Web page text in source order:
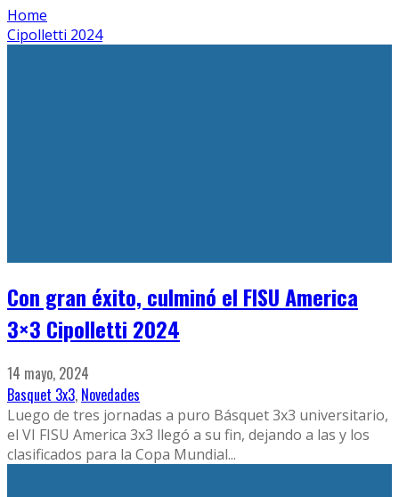
Home
Cipolletti 2024
Con gran éxito, culminó el FISU America
3×3 Cipolletti 2024
14 mayo, 2024
Basquet 3x3, Novedades
Luego de tres jornadas a puro Básquet 3x3 universitario,
el VI FISU America 3x3 llegó a su fin, dejando a las y los
clasificados para la Copa Mundial...